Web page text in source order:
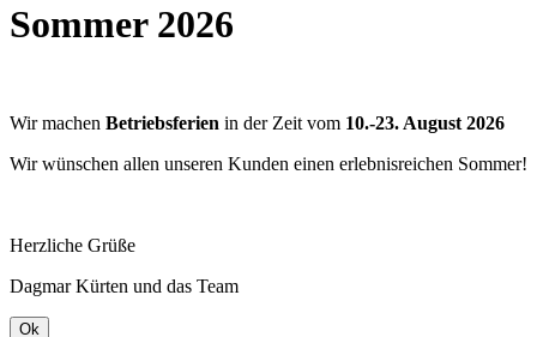
Sommer 2026
Wir machen Betriebsferien in der Zeit vom 10.-23. August 2026
Wir wünschen allen unseren Kunden einen erlebnisreichen Sommer!
Herzliche Grüße
Dagmar Kürten und das Team